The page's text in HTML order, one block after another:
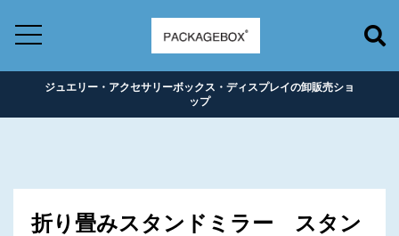
ジュエリー・アクセサリーボックス・ディスプレイの卸販売ショ
ップ
折り畳みスタンドミラー スタン